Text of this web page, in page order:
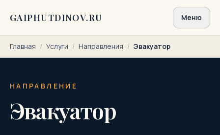
GAIPHUTDINOV.RU Меню
Главная / Услуги / Направления / Эвакуатор
НАПРАВЛЕНИЕ
Эвакуатор